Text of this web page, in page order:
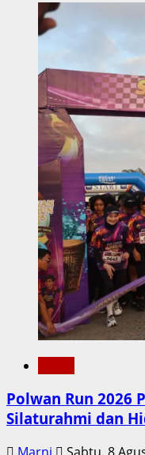
Polwan Run 2026
Silaturahmi dan